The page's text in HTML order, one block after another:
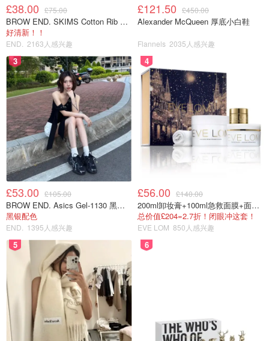
£38.00 £75.00
BROW END. SKIMS Cotton Rib 长款背心连衣裙 薄荷绿
好清新！！
END. 2163人感兴趣
£121.50 £450.00
Alexander McQueen 厚底小白鞋
Flannels 2035人感兴趣
3
£53.00 £105.00
BROW END. Asics Gel-1130 黑色运动鞋
黑银配色
END. 1395人感兴趣
4
£56.00 £140.00
200ml卸妆膏+100ml急救面膜+面霜+洁颜布
总价值£204=2.7折！闭眼冲这套！
EVE LOM 850人感兴趣
5 6